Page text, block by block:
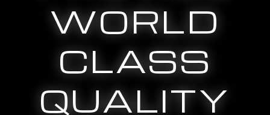
WORLD
CLASS
QUALITY